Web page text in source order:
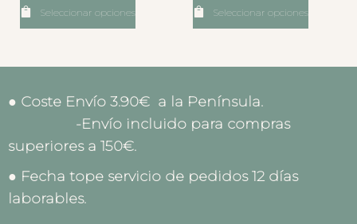
Seleccionar opciones Seleccionar opciones
● Coste Envío 3.90€ a la Península.
-Envío incluido para compras
superiores a 150€.
● Fecha tope servicio de pedidos 12 días
laborables.